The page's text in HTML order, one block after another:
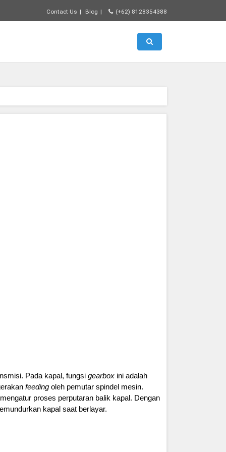
Contact Us Blog (+62) 8128354388
Toggle search
Pada kapal, fungsi gearbox ini adalah
feeding oleh pemutar spindel mesin.
proses perputaran balik kapal. Dengan
kapal saat berlayar.